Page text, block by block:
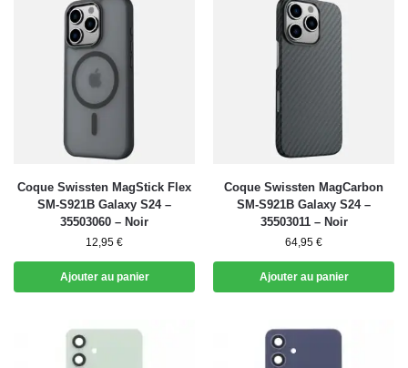
Coque Swissten MagStick Flex
SM-S921B Galaxy S24 –
35503060 – Noir
12,95 €
Ajouter au panier
Coque Swissten MagCarbon
SM-S921B Galaxy S24 –
35503011 – Noir
64,95 €
Ajouter au panier